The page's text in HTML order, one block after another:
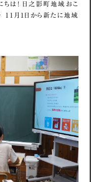
は！ 日之影町地域おこ
月1日から新たに地域